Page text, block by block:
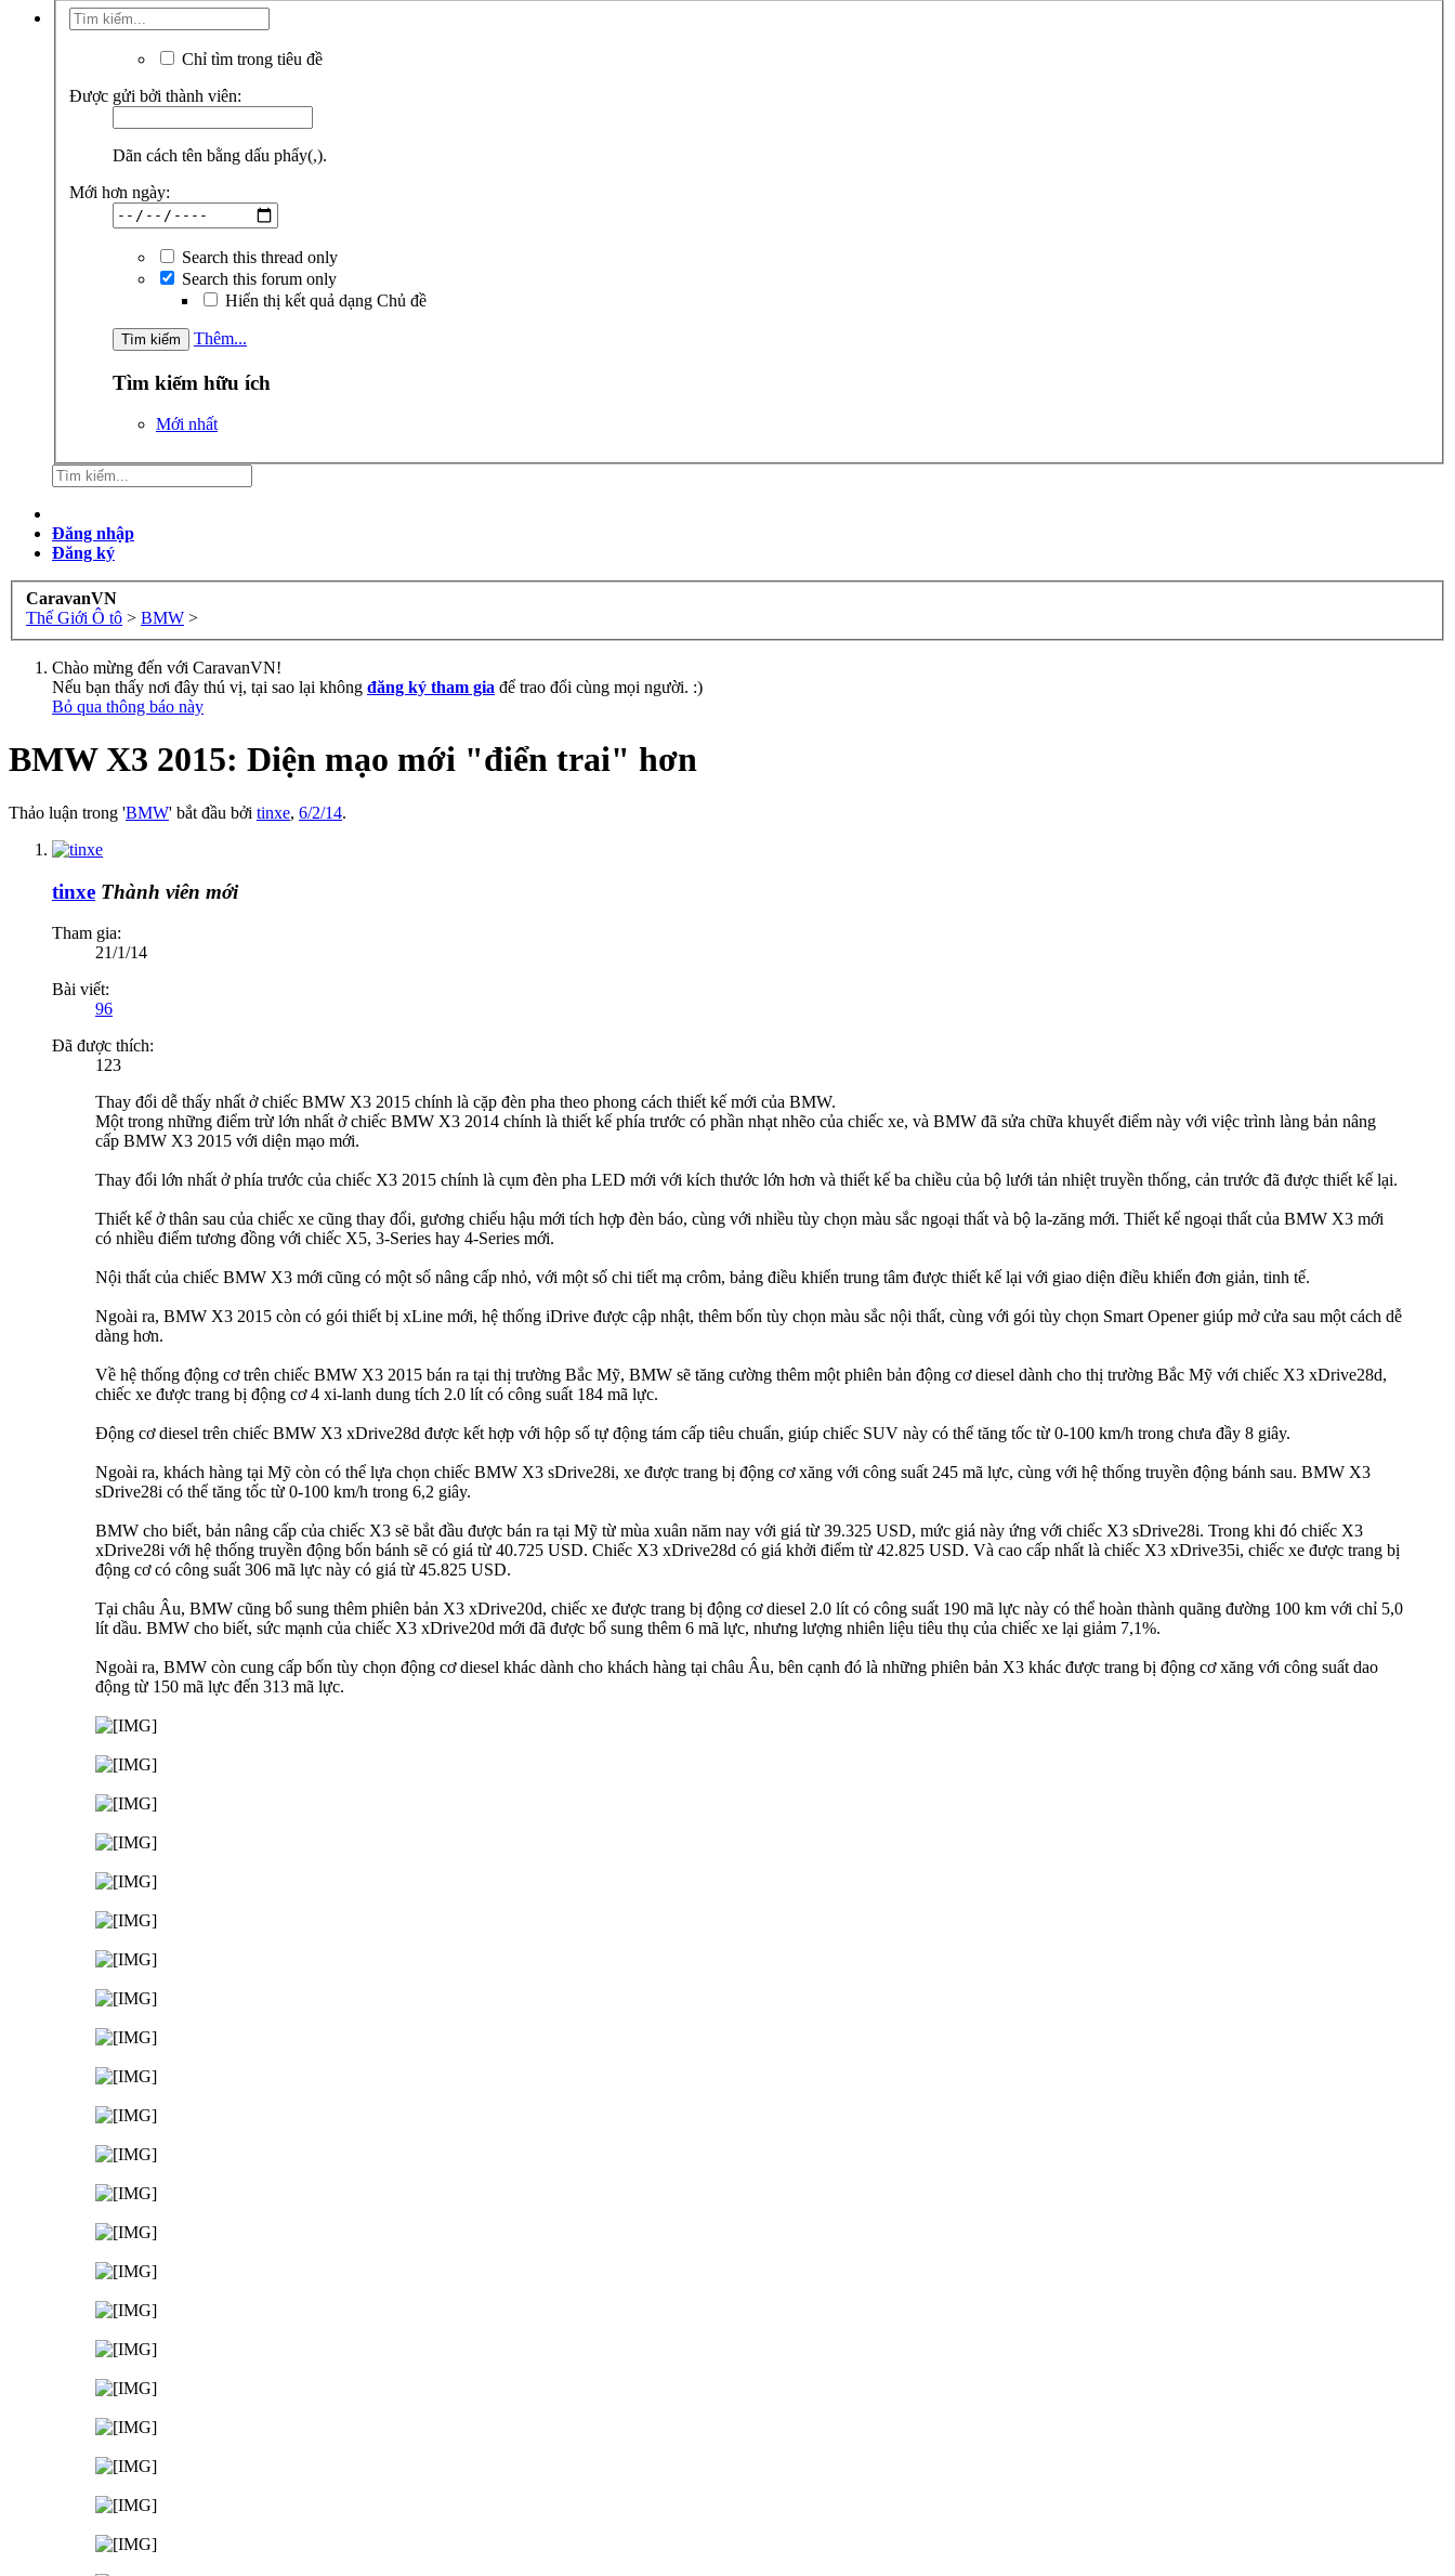
Chỉ tìm trong tiêu đề
Được gửi bởi thành viên:
Dãn cách tên bằng dấu phẩy(,).
Mới hơn ngày:
Search this thread only
Search this forum only
Hiển thị kết quả dạng Chủ đề
Thêm...
Tìm kiếm hữu ích
Mới nhất
Đăng nhập
Đăng ký
CaravanVN
Thế Giới Ô tô > BMW >
Chào mừng đến với CaravanVN!
Nếu bạn thấy nơi đây thú vị, tại sao lại không đăng ký tham gia để trao đổi cùng mọi người. :)
Bỏ qua thông báo này
BMW X3 2015: Diện mạo mới "điển trai" hơn
Thảo luận trong 'BMW' bắt đầu bởi tinxe, 6/2/14.
tinxe Thành viên mới
Tham gia:
21/1/14
Bài viết:
96
Đã được thích:
123
Thay đổi dễ thấy nhất ở chiếc BMW X3 2015 chính là cặp đèn pha theo phong cách thiết kế mới của BMW.
Một trong những điểm trừ lớn nhất ở chiếc BMW X3 2014 chính là thiết kế phía trước có phần nhạt nhẽo của chiếc xe, và BMW đã sửa chữa khuyết điểm này với việc trình làng bản nâng
cấp BMW X3 2015 với diện mạo mới.
Thay đổi lớn nhất ở phía trước của chiếc X3 2015 chính là cụm đèn pha LED mới với kích thước lớn hơn và thiết kế ba chiều của bộ lưới tản nhiệt truyền thống, cản trước đã được thiết kế lại.
Thiết kế ở thân sau của chiếc xe cũng thay đổi, gương chiếu hậu mới tích hợp đèn báo, cùng với nhiều tùy chọn màu sắc ngoại thất và bộ la-zăng mới. Thiết kế ngoại thất của BMW X3 mới
có nhiều điểm tương đồng với chiếc X5, 3-Series hay 4-Series mới.
Nội thất của chiếc BMW X3 mới cũng có một số nâng cấp nhỏ, với một số chi tiết mạ crôm, bảng điều khiển trung tâm được thiết kế lại với giao diện điều khiển đơn giản, tinh tế.
Ngoài ra, BMW X3 2015 còn có gói thiết bị xLine mới, hệ thống iDrive được cập nhật, thêm bốn tùy chọn màu sắc nội thất, cùng với gói tùy chọn Smart Opener giúp mở cửa sau một cách dễ
dàng hơn.
Về hệ thống động cơ trên chiếc BMW X3 2015 bán ra tại thị trường Bắc Mỹ, BMW sẽ tăng cường thêm một phiên bản động cơ diesel dành cho thị trường Bắc Mỹ với chiếc X3 xDrive28d,
chiếc xe được trang bị động cơ 4 xi-lanh dung tích 2.0 lít có công suất 184 mã lực.
Động cơ diesel trên chiếc BMW X3 xDrive28d được kết hợp với hộp số tự động tám cấp tiêu chuẩn, giúp chiếc SUV này có thể tăng tốc từ 0-100 km/h trong chưa đầy 8 giây.
Ngoài ra, khách hàng tại Mỹ còn có thể lựa chọn chiếc BMW X3 sDrive28i, xe được trang bị động cơ xăng với công suất 245 mã lực, cùng với hệ thống truyền động bánh sau. BMW X3
sDrive28i có thể tăng tốc từ 0-100 km/h trong 6,2 giây.
BMW cho biết, bản nâng cấp của chiếc X3 sẽ bắt đầu được bán ra tại Mỹ từ mùa xuân năm nay với giá từ 39.325 USD, mức giá này ứng với chiếc X3 sDrive28i. Trong khi đó chiếc X3
xDrive28i với hệ thống truyền động bốn bánh sẽ có giá từ 40.725 USD. Chiếc X3 xDrive28d có giá khởi điểm từ 42.825 USD. Và cao cấp nhất là chiếc X3 xDrive35i, chiếc xe được trang bị
động cơ có công suất 306 mã lực này có giá từ 45.825 USD.
Tại châu Âu, BMW cũng bổ sung thêm phiên bản X3 xDrive20d, chiếc xe được trang bị động cơ diesel 2.0 lít có công suất 190 mã lực này có thể hoàn thành quãng đường 100 km với chỉ 5,0
lít dầu. BMW cho biết, sức mạnh của chiếc X3 xDrive20d mới đã được bổ sung thêm 6 mã lực, nhưng lượng nhiên liệu tiêu thụ của chiếc xe lại giảm 7,1%.
Ngoài ra, BMW còn cung cấp bốn tùy chọn động cơ diesel khác dành cho khách hàng tại châu Âu, bên cạnh đó là những phiên bản X3 khác được trang bị động cơ xăng với công suất dao
động từ 150 mã lực đến 313 mã lực.